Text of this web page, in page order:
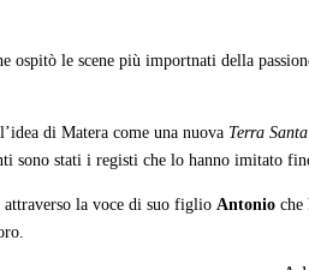
ospitò le scene più importnati della
di Matera come una nuova Terra Santa
sono stati i registi che lo hanno imitato
attraverso la voce di suo figlio Antonio che